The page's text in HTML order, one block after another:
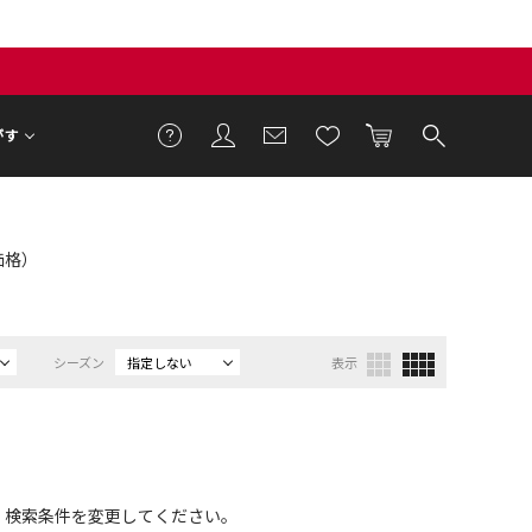
す
）
シーズン 指定しない 表示
索条件を変更してください。